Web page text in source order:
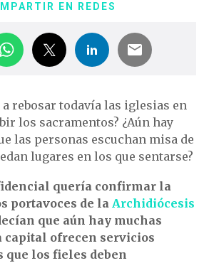
EN REDES
a rebosar todavía las iglesias en
los sacramentos? ¿Aún hay
las personas escuchan misa de
lugares en los que sentarse?
quería confirmar la
portavoces de la Archidiócesis
que aún hay muchas
capital ofrecen servicios
que los fieles deben